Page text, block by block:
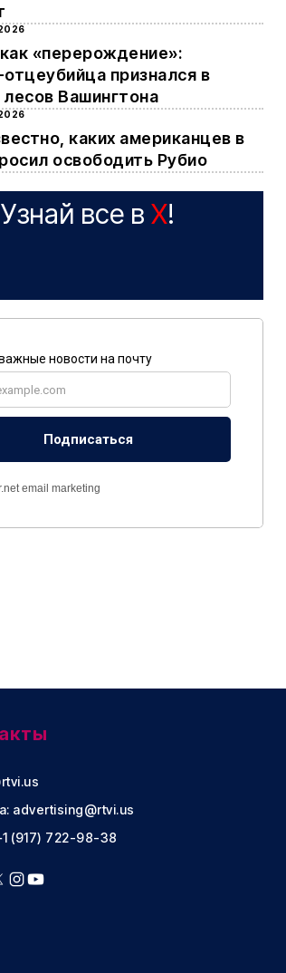
«перерождение»:
признался в
Вашингтона
каких американцев в
освободить Рубио
Узнай все в X!
advertising@rtvi.us
(917) 722-98-38